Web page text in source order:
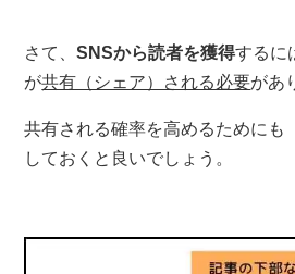
さて、SNSから読者を獲得するに
が共有（シェア）される必要があ
共有される確率を高めるためにも
しておくと良いでしょう。